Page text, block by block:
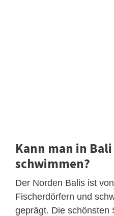
Kann man in
schwimmen?
Der Norden Balis ist
Fischerdörfern und
geprägt. Die schönsten